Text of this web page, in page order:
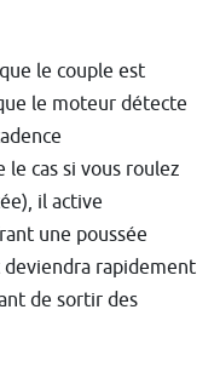
le couple est
le moteur détecte
cas si vous roulez
il active
une poussée
rapidement
de sortir des